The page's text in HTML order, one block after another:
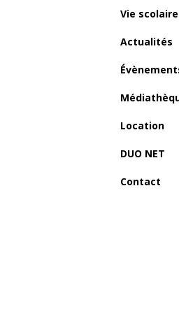
Vie scolaire
Actualités
Location
DUO NET
Contact